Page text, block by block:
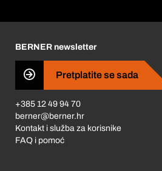
Business Conduct
BERNER newsletter
Pretplatite se sada
+385 12 49 94 70
berner@berner.hr
Kontakt i služba za korisnike
FAQ i pomoć